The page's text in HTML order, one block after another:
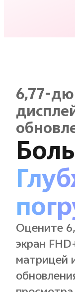
6,77-
Оцените
экран
матрицей